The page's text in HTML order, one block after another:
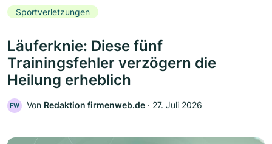
Sportverletzungen
Läuferknie: Diese fünf
Trainingsfehler verzögern die
Heilung erheblich
FW Von Redaktion firmenweb.de ‧ 27. Juli 2026